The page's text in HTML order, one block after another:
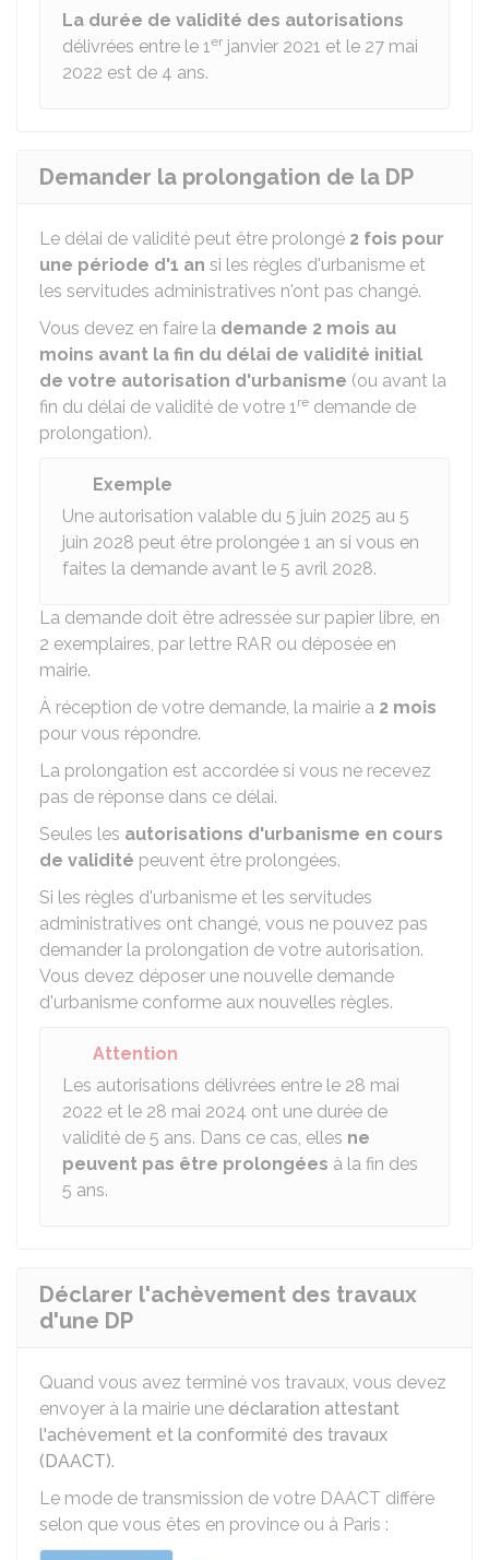
La durée de validité des autorisations
délivrées entre le 1er janvier 2021 et le 27 mai
2022 est de 4 ans.
Demander la prolongation de la DP
Le délai de validité peut être prolongé 2 fois pour
une période d'1 an si les règles d'urbanisme et
les servitudes administratives n'ont pas changé.
Vous devez en faire la demande 2 mois au
moins avant la fin du délai de validité initial
de votre autorisation d'urbanisme (ou avant la
fin du délai de validité de votre 1re demande de
prolongation).
Exemple
Une autorisation valable du 5 juin 2025 au 5
juin 2028 peut être prolongée 1 an si vous en
faites la demande avant le 5 avril 2028.
La demande doit être adressée sur papier libre, en
2 exemplaires, par lettre RAR ou déposée en
mairie.
À réception de votre demande, la mairie a 2 mois
pour vous répondre.
La prolongation est accordée si vous ne recevez
pas de réponse dans ce délai.
Seules les autorisations d'urbanisme en cours
de validité peuvent être prolongées.
Si les règles d'urbanisme et les servitudes
administratives ont changé, vous ne pouvez pas
demander la prolongation de votre autorisation.
Vous devez déposer une nouvelle demande
d'urbanisme conforme aux nouvelles règles.
Attention
Les autorisations délivrées entre le 28 mai
2022 et le 28 mai 2024 ont une durée de
validité de 5 ans. Dans ce cas, elles ne
peuvent pas être prolongées à la fin des
5 ans.
Déclarer l'achèvement des travaux
d'une DP
Quand vous avez terminé vos travaux, vous devez
envoyer à la mairie une déclaration attestant
l'achèvement et la conformité des travaux
(DAACT).
Le mode de transmission de votre DAACT diffère
selon que vous êtes en province ou à Paris :